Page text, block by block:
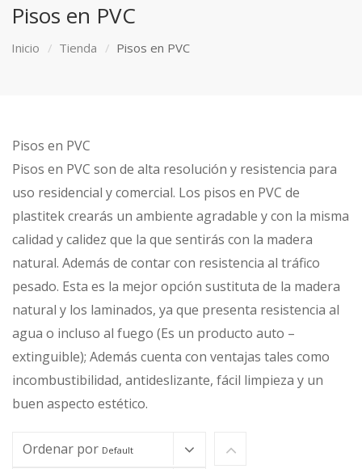
Pisos en PVC
Inicio Tienda Pisos en PVC
Pisos en PVC
Pisos en PVC son de alta resolución y resistencia para
uso residencial y comercial. Los pisos en PVC de
plastitek crearás un ambiente agradable y con la misma
calidad y calidez que la que sentirás con la madera
natural. Además de contar con resistencia al tráfico
pesado. Esta es la mejor opción sustituta de la madera
natural y los laminados, ya que presenta resistencia al
agua o incluso al fuego (Es un producto auto –
extinguible); Además cuenta con ventajas tales como
incombustibilidad, antideslizante, fácil limpieza y un
buen aspecto estético.
Ordenar por Default